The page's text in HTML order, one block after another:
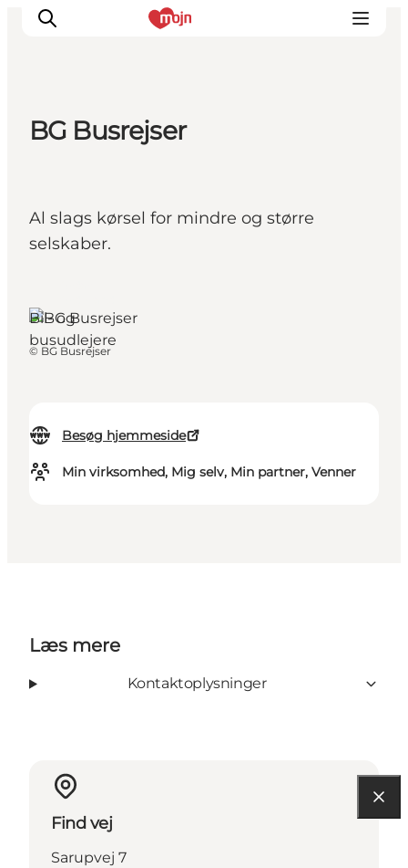
Det sker
Overnatning
BG Busrejser
Al slags kørsel for mindre og større
selskaber.
Besøg hjemmeside
Min virksomhed, Mig selv, Min partner, Venner
Bil- og
busudlejere
© BG Busrejser
Læs mere
Kontaktoplysninger
Find vej
Sarupvej 7